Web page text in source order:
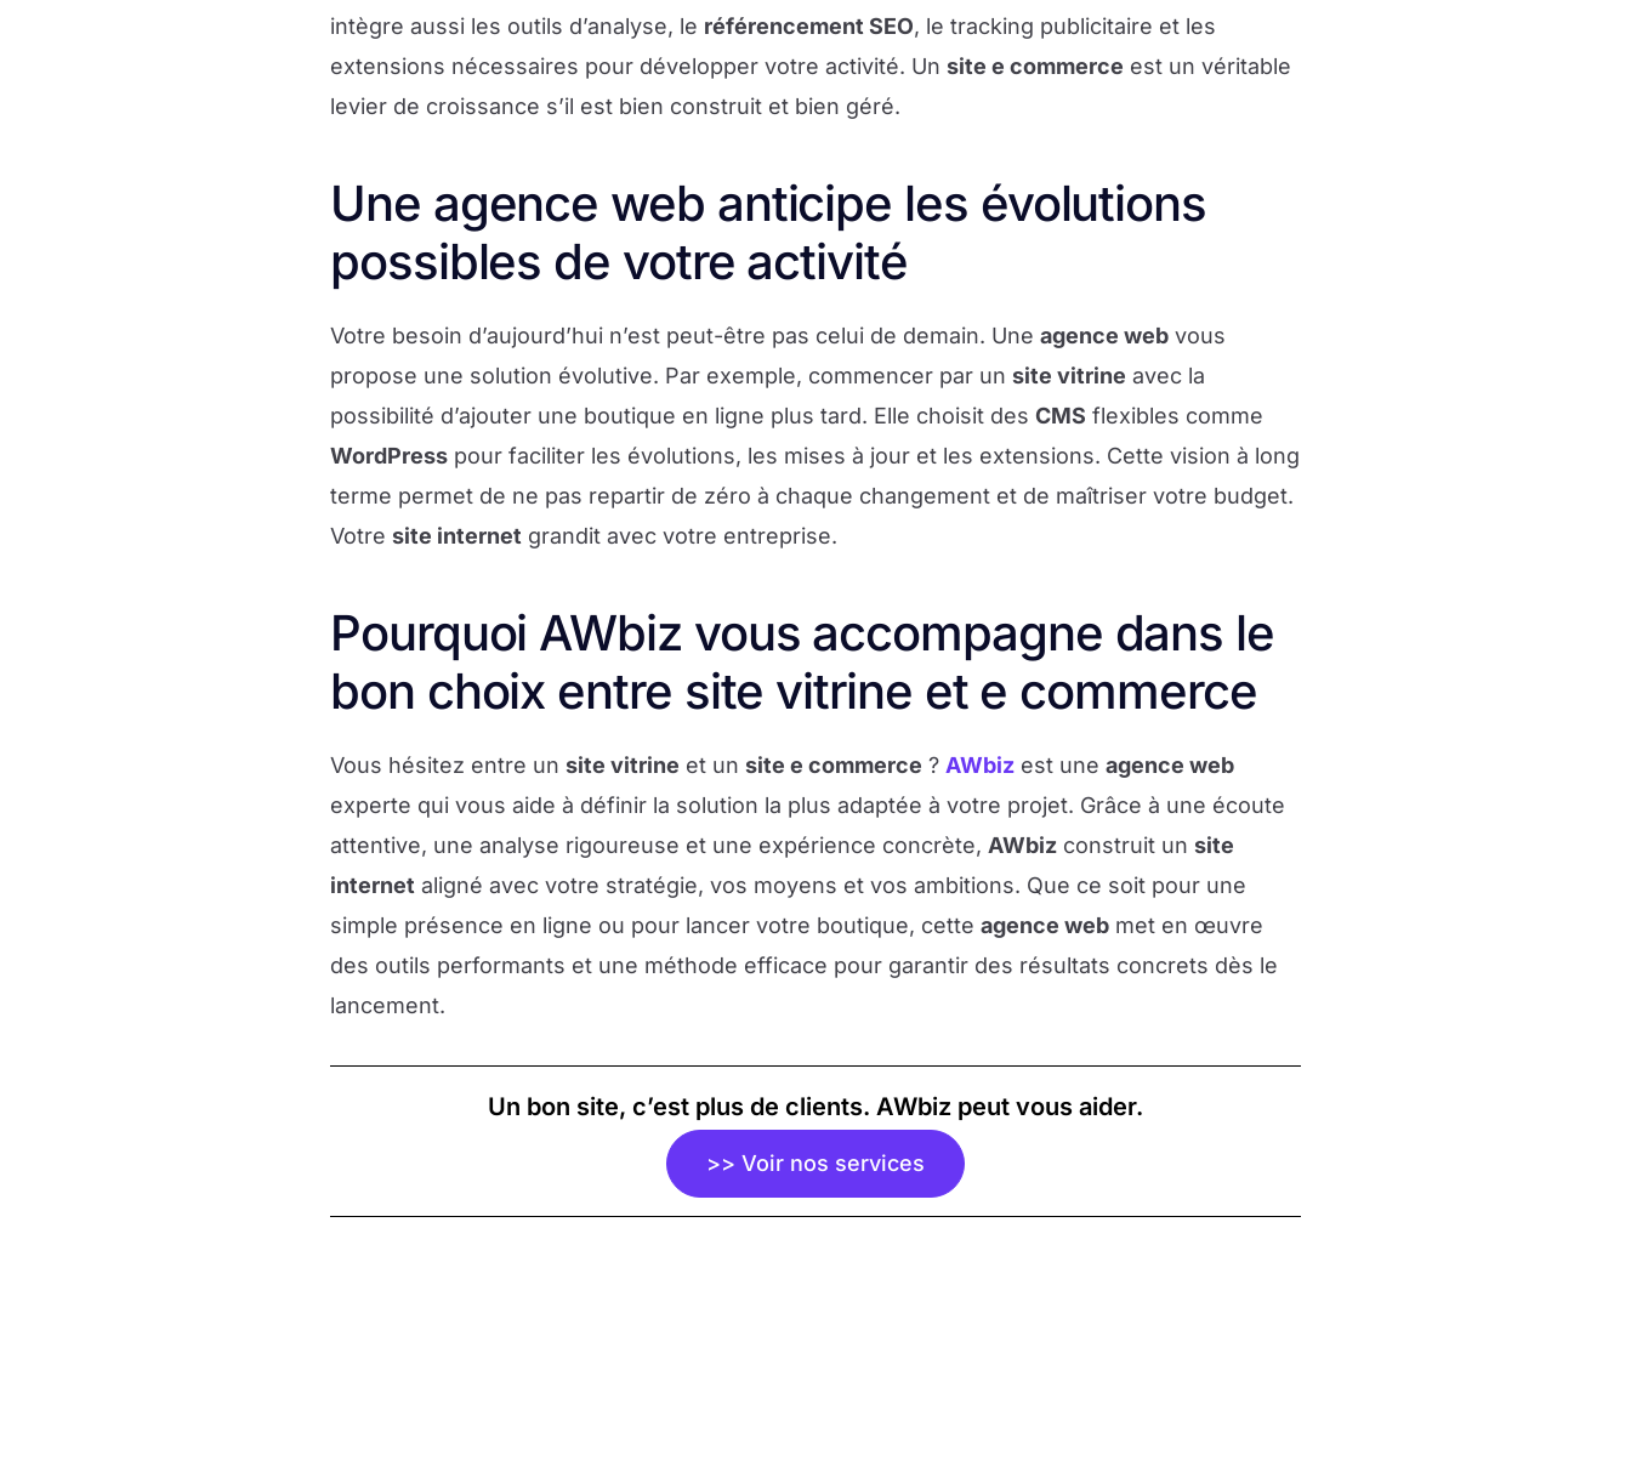
intègre aussi les outils d’analyse, le référencement SEO, le tracking publicitaire et les
extensions nécessaires pour développer votre activité. Un site e commerce est un véritable
levier de croissance s’il est bien construit et bien géré.
Une agence web anticipe les évolutions
possibles de votre activité
Votre besoin d’aujourd’hui n’est peut-être pas celui de demain. Une agence web vous
propose une solution évolutive. Par exemple, commencer par un site vitrine avec la
possibilité d’ajouter une boutique en ligne plus tard. Elle choisit des CMS flexibles comme
WordPress pour faciliter les évolutions, les mises à jour et les extensions. Cette vision à long
terme permet de ne pas repartir de zéro à chaque changement et de maîtriser votre budget.
Votre site internet grandit avec votre entreprise.
Pourquoi AWbiz vous accompagne dans le
bon choix entre site vitrine et e commerce
Vous hésitez entre un site vitrine et un site e commerce ? AWbiz est une agence web
experte qui vous aide à définir la solution la plus adaptée à votre projet. Grâce à une écoute
attentive, une analyse rigoureuse et une expérience concrète, AWbiz construit un site
internet aligné avec votre stratégie, vos moyens et vos ambitions. Que ce soit pour une
simple présence en ligne ou pour lancer votre boutique, cette agence web met en œuvre
des outils performants et une méthode efficace pour garantir des résultats concrets dès le
lancement.
Un bon site, c’est plus de clients. AWbiz peut vous aider.
>> Voir nos services